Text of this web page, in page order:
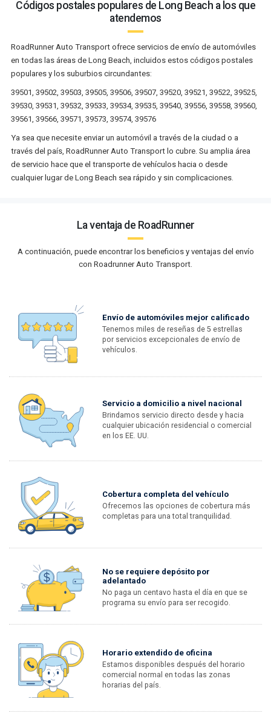
Códigos postales populares de Long Beach a los que
atendemos
RoadRunner Auto Transport ofrece servicios de envío de automóviles
en todas las áreas de Long Beach, incluidos estos códigos postales
populares y los suburbios circundantes:
39501, 39502, 39503, 39505, 39506, 39507, 39520, 39521, 39522, 39525,
39530, 39531, 39532, 39533, 39534, 39535, 39540, 39556, 39558, 39560,
39561, 39566, 39571, 39573, 39574, 39576
Ya sea que necesite enviar un automóvil a través de la ciudad o a
través del país, RoadRunner Auto Transport lo cubre. Su amplia área
de servicio hace que el transporte de vehículos hacia o desde
cualquier lugar de Long Beach sea rápido y sin complicaciones.
La ventaja de RoadRunner
A continuación, puede encontrar los beneficios y ventajas del envío
con Roadrunner Auto Transport.
Envío de automóviles mejor calificado
Tenemos miles de reseñas de 5 estrellas
por servicios excepcionales de envío de
vehículos.
Servicio a domicilio a nivel nacional
Brindamos servicio directo desde y hacia
cualquier ubicación residencial o comercial
en los EE. UU.
Cobertura completa del vehículo
Ofrecemos las opciones de cobertura más
completas para una total tranquilidad.
No se requiere depósito por
adelantado
No paga un centavo hasta el día en que se
programa su envío para ser recogido.
Horario extendido de oficina
Estamos disponibles después del horario
comercial normal en todas las zonas
horarias del país.